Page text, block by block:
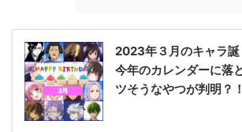
2023年３月のキャラ誕
今年のカレンダーに落
ツそうなやつが判明？！